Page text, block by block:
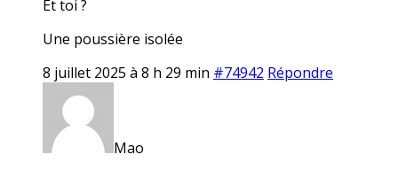
Et toi ?
Une poussière isolée
8 juillet 2025 à 8 h 29 min #74942 Répondre
Mao